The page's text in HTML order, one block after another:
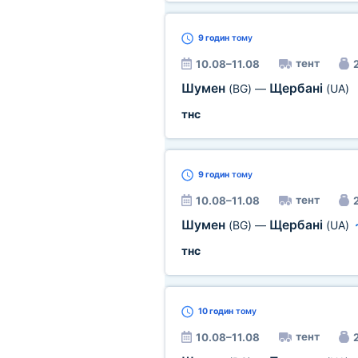
9 годинтому
10.08–11.08 тент
Шумен (BG) — Щербані (UA)
тнс
9 годинтому
10.08–11.08 тент
Шумен (BG) — Щербані (UA)
тнс
10 годинтому
10.08–11.08 тент